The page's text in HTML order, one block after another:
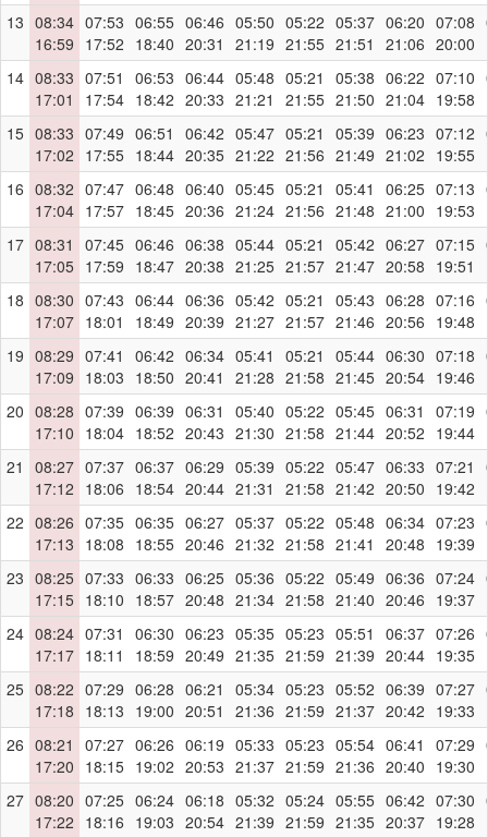
13 08:34
16:59
07:53
17:52
06:55
18:40
06:46
20:31
05:50
21:19
05:22
21:55
05:37
21:51
06:20
21:06
07:08
20:00
14 08:33
17:01
07:51
17:54
06:53
18:42
06:44
20:33
05:48
21:21
05:21
21:55
05:38
21:50
06:22
21:04
07:10
19:58
15 08:33
17:02
07:49
17:55
06:51
18:44
06:42
20:35
05:47
21:22
05:21
21:56
05:39
21:49
06:23
21:02
07:12
19:55
16 08:32
17:04
07:47
17:57
06:48
18:45
06:40
20:36
05:45
21:24
05:21
21:56
05:41
21:48
06:25
21:00
07:13
19:53
17 08:31
17:05
07:45
17:59
06:46
18:47
06:38
20:38
05:44
21:25
05:21
21:57
05:42
21:47
06:27
20:58
07:15
19:51
18 08:30
17:07
07:43
18:01
06:44
18:49
06:36
20:39
05:42
21:27
05:21
21:57
05:43
21:46
06:28
20:56
07:16
19:48
19 08:29
17:09
07:41
18:03
06:42
18:50
06:34
20:41
05:41
21:28
05:21
21:58
05:44
21:45
06:30
20:54
07:18
19:46
20 08:28
17:10
07:39
18:04
06:39
18:52
06:31
20:43
05:40
21:30
05:22
21:58
05:45
21:44
06:31
20:52
07:19
19:44
21
08:27
17:12
07:37
18:06
06:37
18:54
06:29
20:44
05:39
21:31
05:22
21:58
05:47
21:42
06:33
20:50
07:21
19:42
22 08:26
17:13
07:35
18:08
06:35
18:55
06:27
20:46
05:37
21:32
05:22
21:58
05:48
21:41
06:34
20:48
07:23
19:39
23 08:25
17:15
07:33
18:10
06:33
18:57
06:25
20:48
05:36
21:34
05:22
21:58
05:49
21:40
06:36
20:46
07:24
19:37
24 08:24
17:17
07:31
18:11
06:30
18:59
06:23
20:49
05:35
21:35
05:23
21:59
05:51
21:39
06:37
20:44
07:26
19:35
25 08:22
17:18
07:29
18:13
06:28
19:00
06:21
20:51
05:34
21:36
05:23
21:59
05:52
21:37
06:39
20:42
07:27
19:33
26 08:21
17:20
07:27
18:15
06:26
19:02
06:19
20:53
05:33
21:37
05:23
21:59
05:54
21:36
06:41
20:40
07:29
19:30
27 08:20
17:22
07:25
18:16
06:24
19:03
06:18
20:54
05:32
21:39
05:24
21:59
05:55
21:35
06:42
20:37
07:30
19:28